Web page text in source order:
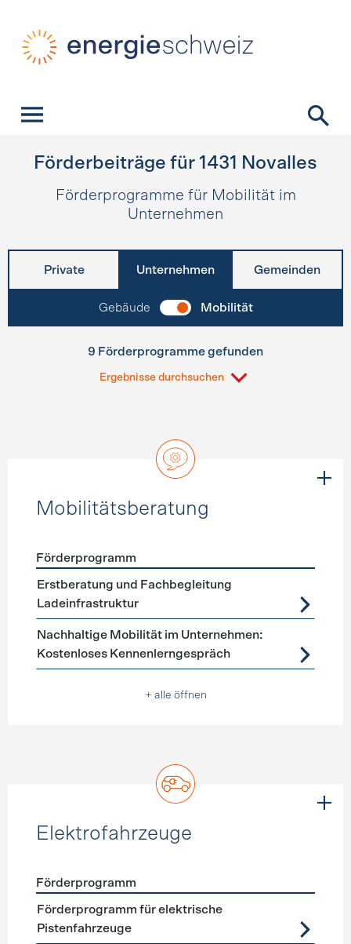
Förderbeiträge für 1431 Novalles
Förderprogramme für Mobilität im
Unternehmen
Private Unternehmen Gemeinden
Gebäude Mobilität
9 Förderprogramme gefunden
Ergebnisse durchsuchen
Mobilitätsberatung
Förderprogramme Mobilitätsberatung
Förderprogramm
Erstberatung und Fachbegleitung
Ladeinfrastruktur
Nachhaltige Mobilität im Unternehmen:
Kostenloses Kennenlerngespräch
+ alle öffnen
Elektrofahrzeuge
Förderprogramme Elektrofahrzeuge
Förderprogramm
Förderprogramm für elektrische
Pistenfahrzeuge